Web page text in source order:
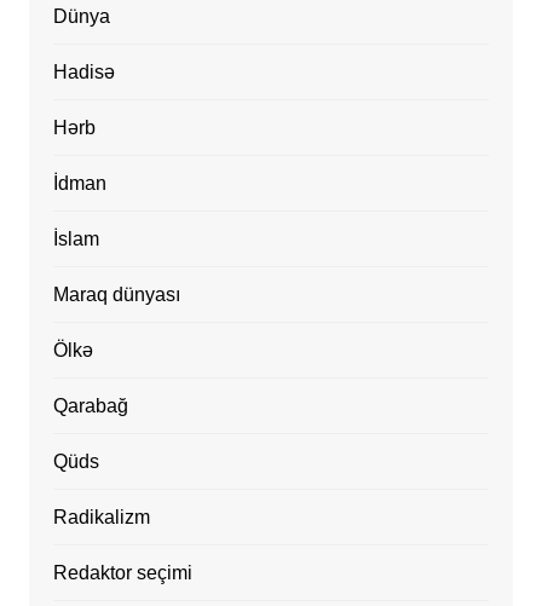
Dünya
Hadisə
Hərb
İdman
İslam
Maraq dünyası
Ölkə
Qarabağ
Qüds
Radikalizm
Redaktor seçimi